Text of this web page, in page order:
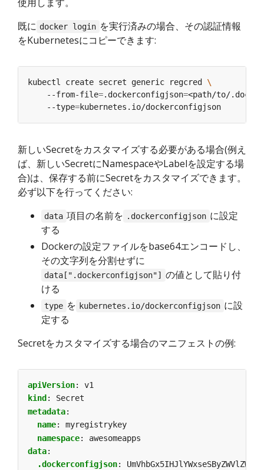
既に docker login を実行済みの場合、その認証情報
をKubernetesにコピーできます:
kubectl create secret generic regcred
    --from-file
=.dockerconfigjson=<path/to/
    --type
=
新しいSecretをカスタマイズする必要がある場合(例え
ば、新しいSecretにNamespaceやLabelを設定する場
合)は、保存する前にSecretをカスタマイズできます。
必ず以下を行ってください:
data 項目の名前を .dockerconfigjson に設定
する
Dockerの設定ファイルをbase64エンコードし、
その文字列を分割せずに
data[".dockerconfigjson"]
の値として貼り付
ける
type を kubernetes.io/dockerconfigjson に設
定する
Secretをカスタマイズする場合のマニフェストの例:
apiVersion:
v1
kind :
Secret
metadata:
name:
myregistrykey
namespace:
awesomeapps
data:
.dockerconfigjson: